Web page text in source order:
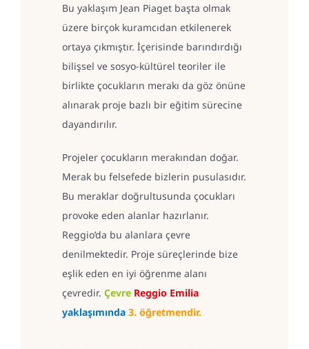
Bu yaklaşım Jean Piaget başta olmak
üzere birçok kuramcıdan etkilenerek
ortaya çıkmıştır. İçerisinde barındırdığı
bilişsel ve sosyo-kültürel teoriler ile
birlikte çocukların merakı da göz önüne
alınarak proje bazlı bir eğitim sürecine
dayandırılır.
Projeler çocukların merakından doğar.
Merak bu felsefede bizlerin pusulasıdır.
Bu meraklar doğrultusunda çocukları
provoke eden alanlar hazırlanır.
Reggio’da bu alanlara çevre
denilmektedir. Proje süreçlerinde bize
eşlik eden en iyi öğrenme alanı
çevredir. Çevre Reggio Emilia
yaklaşımında 3. öğretmendir.